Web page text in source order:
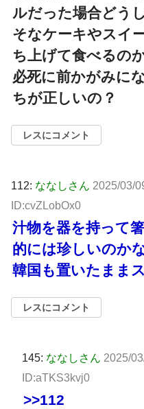
ルだった場合どう
そなケーキやスイ
ち上げて食べるのか
必死に前かがみに
ちが正しいの？
レスにコメント
112: ななしさん 2025/03/
ID:cvZLobOx0
汁物を器を持って
的には珍しいのか
韓国も置いたまま
レスにコメント
145: ななしさん 2025/
ID:aTKS3kvj0
>>112